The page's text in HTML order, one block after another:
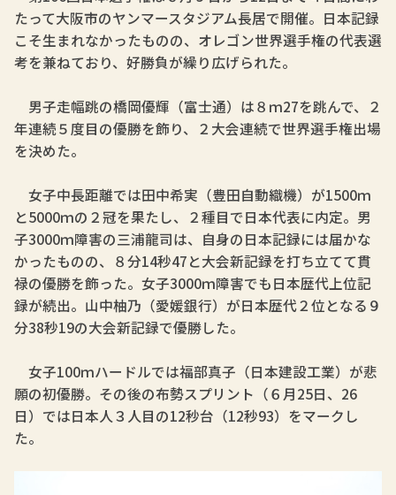
たって大阪市のヤンマースタジアム長居で開催。日本記録
こそ生まれなかったものの、オレゴン世界選手権の代表選
考を兼ねており、好勝負が繰り広げられた。
男子走幅跳の橋岡優輝（富士通）は８ｍ27を跳んで、２
年連続５度目の優勝を飾り、２大会連続で世界選手権出場
を決めた。
女子中長距離では田中希実（豊田自動織機）が1500ｍ
と5000ｍの２冠を果たし、２種目で日本代表に内定。男
子3000ｍ障害の三浦龍司は、自身の日本記録には届かな
かったものの、８分14秒47と大会新記録を打ち立てて貫
禄の優勝を飾った。女子3000ｍ障害でも日本歴代上位記
録が続出。山中柚乃（愛媛銀行）が日本歴代２位となる９
分38秒19の大会新記録で優勝した。
女子100ｍハードルでは福部真子（日本建設工業）が悲
願の初優勝。その後の布勢スプリント（６月25日、26
日）では日本人３人目の12秒台（12秒93）をマークし
た。